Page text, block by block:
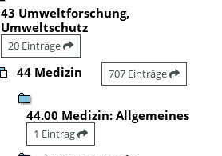
43 Umweltforschung,
Umweltschutz
20 Einträge
44 Medizin 707 Einträge
44.00 Medizin: Allgemeines
1 Eintrag